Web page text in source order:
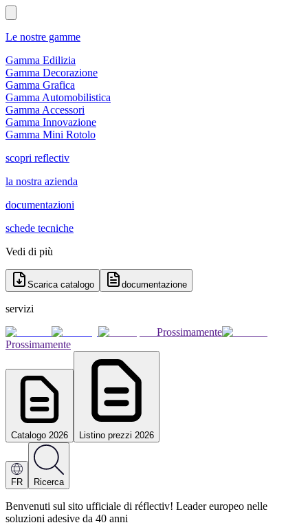
Le nostre gamme
Gamma Edilizia
Gamma Decorazione
Gamma Grafica
Gamma Automobilistica
Gamma Accessori
Gamma Innovazione
Gamma Mini Rotolo
scopri reflectiv
la nostra azienda
documentazioni
schede tecniche
Vedi di più
Scarica catalogo documentazione
servizi
Prossimamente
Prossimamente
Catalogo 2026 Listino prezzi 2026
FR Ricerca
Benvenuti sul sito ufficiale di réflectiv! Leader europeo nelle
soluzioni adesive da 40 anni